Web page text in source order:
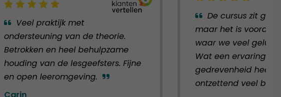
ontdekt de oorzaken achter fysieke en mentale klachten en
eigen welzijn.
het genie in jezelf."
Veel praktijk met
ondersteuning van de theorie.
Betrokken en heel behulpzame
houding van de lesgeefsters. Fijne
en open leeromgeving.
Carin
De cursus zit
maar het is vooral
waar we veel geluk
Wat een ervaring en
gedrevenheid heeft
ontzettend veel bij: